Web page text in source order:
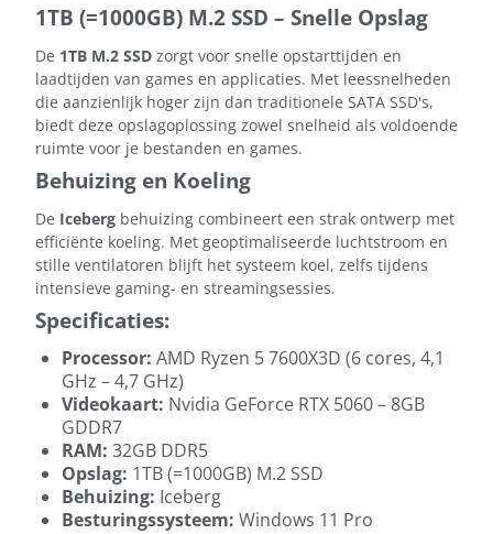
1TB (=1000GB) M.2 SSD – Snelle Opslag
De 1TB M.2 SSD zorgt voor snelle opstarttijden en
laadtijden van games en applicaties. Met leessnelheden
die aanzienlijk hoger zijn dan traditionele SATA SSD's,
biedt deze opslagoplossing zowel snelheid als voldoende
ruimte voor je bestanden en games.
Behuizing en Koeling
De Iceberg behuizing combineert een strak ontwerp met
efficiënte koeling. Met geoptimaliseerde luchtstroom en
stille ventilatoren blijft het systeem koel, zelfs tijdens
intensieve gaming- en streamingsessies.
Specificaties:
Processor: AMD Ryzen 5 7600X3D (6 cores, 4,1
GHz – 4,7 GHz)
Videokaart: Nvidia GeForce RTX 5060 – 8GB
GDDR7
RAM: 32GB DDR5
Opslag: 1TB (=1000GB) M.2 SSD
Behuizing: Iceberg
Besturingssysteem: Windows 11 Pro